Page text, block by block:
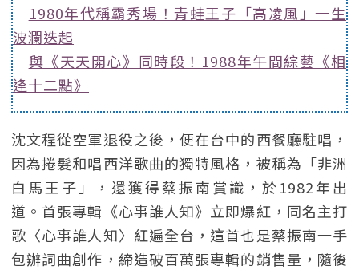
1980年代稱霸秀場！青蛙王子「高凌風」一生
波瀾迭起
與《天天開心》同時段！1988年午間綜藝《相
逢十二點》
沈文程從空軍退役之後，便在台中的西餐廳駐唱，
因為捲髮和唱西洋歌曲的獨特風格，被稱為「非洲
白馬王子」，還獲得蔡振南賞識，於1982年出
道。首張專輯《心事誰人知》立即爆紅，同名主打
歌〈心事誰人知〉紅遍全台，這首也是蔡振南一手
包辦詞曲創作，締造破百萬張專輯的銷售量，隨後